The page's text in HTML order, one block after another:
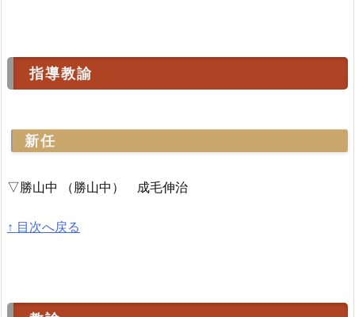
指導教諭
新任
▽勝山中 （勝山中） 成毛伸治
↑ 目次へ戻る